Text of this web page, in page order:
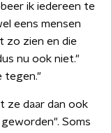
ik iedereen te
eens mensen
zo zien en die
nu ook niet."
tegen."
ze daar dan ook
Soms